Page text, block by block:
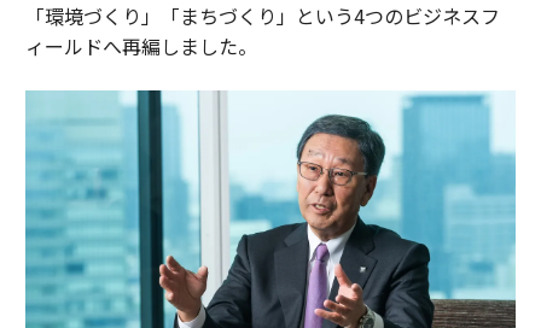
「環境づくり」「まちづくり」という4つのビジネスフ
ィールドへ再編しました。